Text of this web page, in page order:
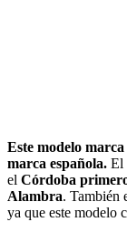
Este modelo
marca española. El
el Córdoba
Alambra. También
ya que este modelo